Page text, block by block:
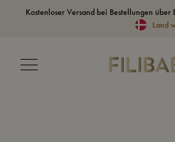
Kostenloser Versand bei Bestellungen
Land